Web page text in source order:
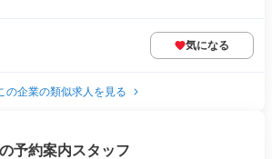
気になる
の企業の類似求人を見る
予約案内スタッフ